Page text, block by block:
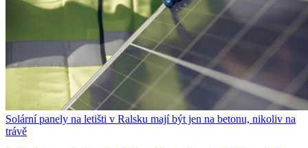
Solární panely na letišti v Ralsku mají být jen na betonu, nikoliv na
trávě